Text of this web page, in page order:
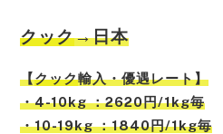
クック→日本
【クック輸入・優遇レート】
・4-10kg ：2620円/1kg毎
・10-19kg ：1840円/1kg毎